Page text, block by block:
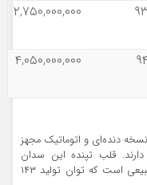
۲,۷۵۰,۰۰۰,۰۰۰
۴,۰۵۰,۰۰۰,۰۰۰
دنده‌ای و اتوماتیک مجهز
قلب تپنده این سدان
فرانسوی یک موتور ۲ لیتر ۴ سیلندر تنفس طبیعی است که توان تولید ۱۴۳